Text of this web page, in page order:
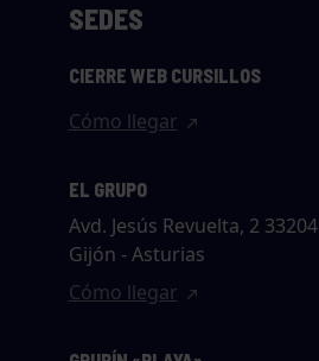
SEDES
CIERRE WEB CURSILLOS
Cómo llegar
EL GRUPO
Avd. Jesús Revuelta, 2 33204
Gijón - Asturias
Cómo llegar